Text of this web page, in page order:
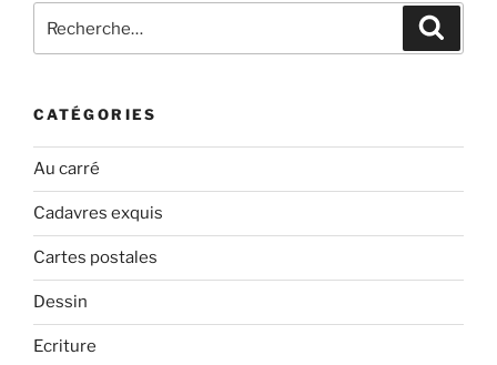
pour
CATÉGORIES
Au carré
Cadavres exquis
Cartes postales
Dessin
Ecriture